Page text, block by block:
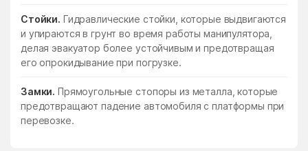
Стойки. Гидравлические стойки, которые выдвигаются
и упираются в грунт во время работы манипулятора,
делая эвакуатор более устойчивым и предотвращая
его опрокидывание при погрузке.
Замки. Прямоугольные стопоры из металла, которые
предотвращают падение автомобиля с платформы при
перевозке.